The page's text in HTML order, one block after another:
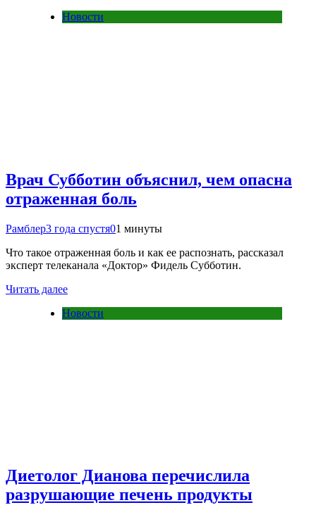
Новости
Врач Субботин объяснил, чем опасна
отраженная боль
Рамблер3 года спустя01 минуты
Что такое отраженная боль и как ее распознать, рассказал
эксперт телеканала «Доктор» Фидель Субботин.
Читать далее
Новости
Диетолог Дианова перечислила
разрушающие печень продукты